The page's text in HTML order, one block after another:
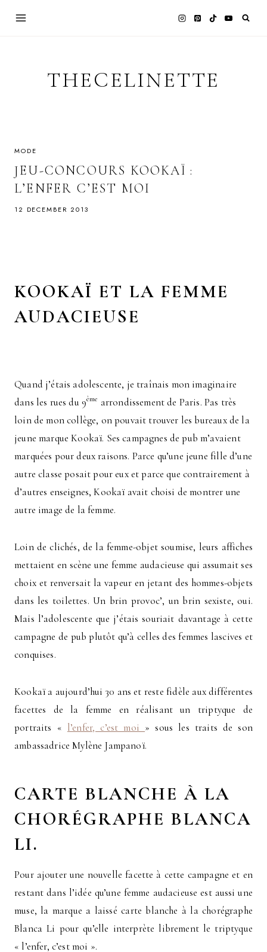
THECELINETTE
MODE
JEU-CONCOURS KOOKAÏ :
L’ENFER C’EST MOI
12 DECEMBER 2013
KOOKAÏ ET LA FEMME
AUDACIEUSE
Quand j’étais adolescente, je traînais mon imaginaire
dans les rues du 9ème arrondissement de Paris. Pas très
loin de mon collège, on pouvait trouver les bureaux de la
jeune marque Kookaï. Ses campagnes de pub m’avaient
marquées pour deux raisons. Parce qu’une jeune fille d’une
autre classe posait pour eux et parce que contrairement à
d’autres enseignes, Kookaï avait choisi de montrer une
autre image de la femme.
Loin de clichés, de la femme-objet soumise, leurs affiches
mettaient en scène une femme audacieuse qui assumait ses
choix et renversait la vapeur en jetant des hommes-objets
dans les toilettes. Un brin provoc’, un brin sexiste, oui.
Mais l’adolescente que j’étais souriait davantage à cette
campagne de pub plutôt qu’à celles des femmes lascives et
conquises.
Kookaï a aujourd’hui 30 ans et reste fidèle aux différentes
facettes de la femme en réalisant un triptyque de
portraits « l’enfer, c’est moi » sous les traits de son
ambassadrice Mylène Jampanoï.
CARTE BLANCHE À LA
CHORÉGRAPHE BLANCA
LI.
Pour ajouter une nouvelle facette à cette campagne et en
restant dans l’idée qu’une femme audacieuse est aussi une
muse, la marque a laissé carte blanche à la chorégraphe
Blanca Li pour qu’elle interprète librement le triptyque
« l’enfer, c’est moi ».